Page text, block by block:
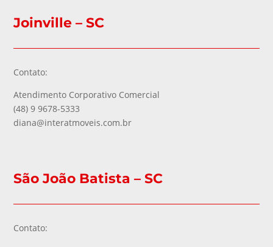
Joinville – SC
Contato:
Atendimento Corporativo Comercial
(48) 9 9678-5333
diana@interatmoveis.com.br
São João Batista – SC
Contato: